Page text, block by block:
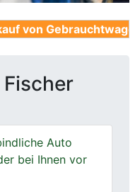
von
Auto
bei Ihnen vor